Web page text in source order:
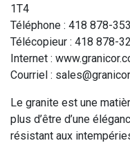
1T4
Téléphone : 418 878-
Télécopieur : 418 878-
Internet :
Courriel :
Le granite est une
plus d’être d’une
résistant aux